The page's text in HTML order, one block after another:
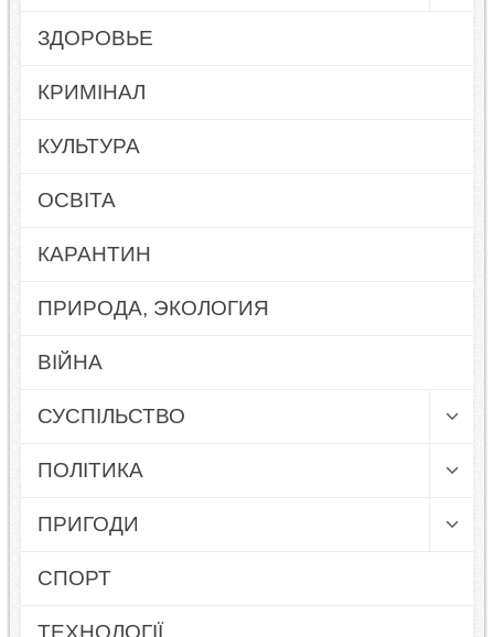
ЗДОРОВЬЕ
КРИМІНАЛ
КУЛЬТУРА
ОСВІТА
КАРАНТИН
ПРИРОДА, ЭКОЛОГИЯ
ВІЙНА
СУСПІЛЬСТВО
ПОЛІТИКА
ПРИГОДИ
СПОРТ
ТЕХНОЛОГІЇ